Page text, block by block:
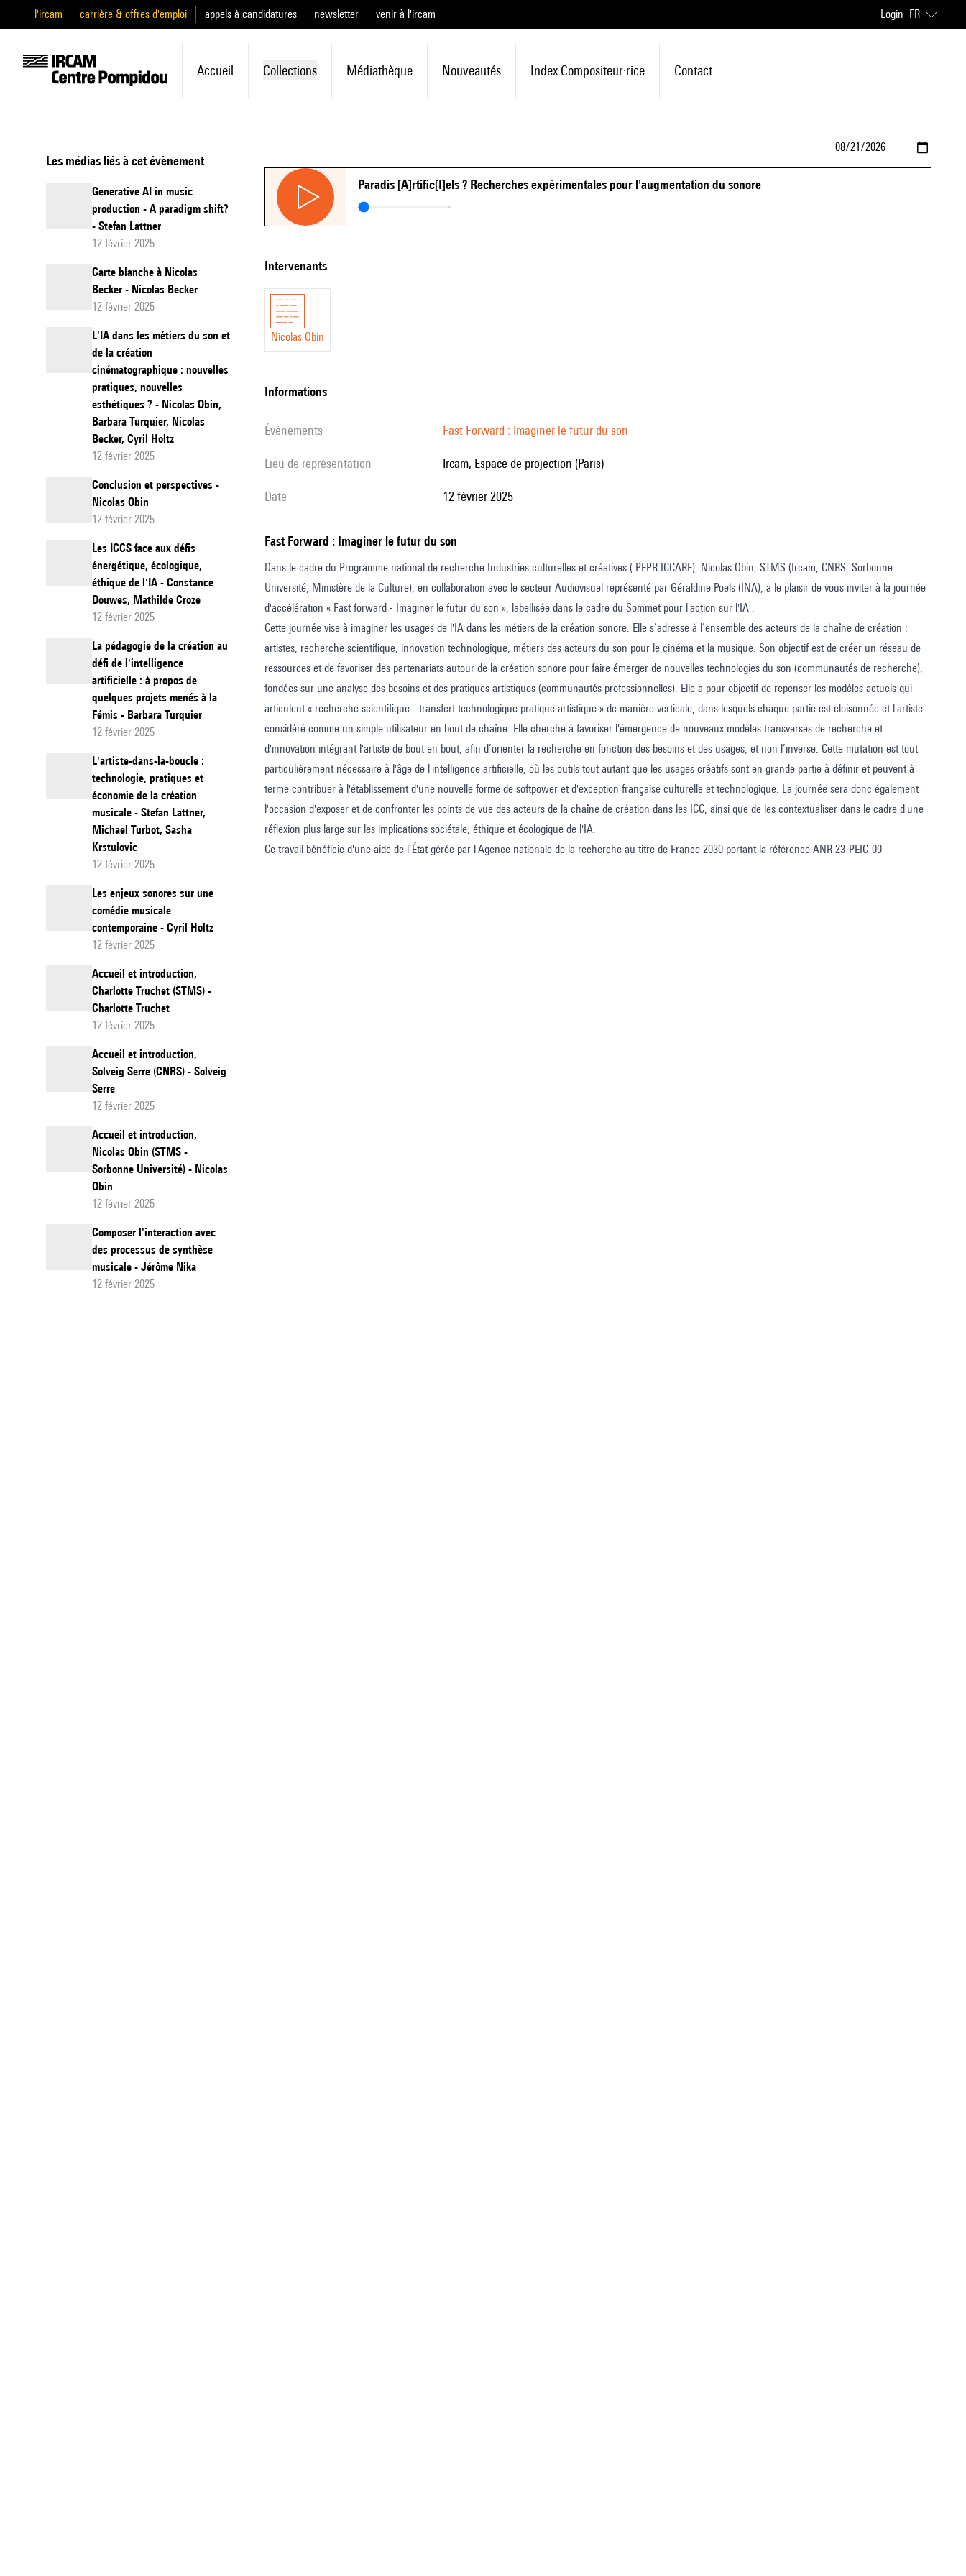
l'ircam carrière & offres d'emploi appels à candidatures newsletter venir à l'ircam Login FR
Accueil Collections Médiathèque Nouveautés Index Compositeur·rice Contact
Les médias liés à cet évènement
Generative AI in music
production - A paradigm shift?
- Stefan Lattner
12 février 2025
Carte blanche à Nicolas
Becker - Nicolas Becker
12 février 2025
L'IA dans les métiers du son et
de la création
cinématographique : nouvelles
pratiques, nouvelles
esthétiques ? - Nicolas Obin,
Barbara Turquier, Nicolas
Becker, Cyril Holtz
12 février 2025
Conclusion et perspectives -
Nicolas Obin
12 février 2025
Les ICCS face aux défis
énergétique, écologique,
éthique de l'IA - Constance
Douwes, Mathilde Croze
12 février 2025
La pédagogie de la création au
défi de l'intelligence
artificielle : à propos de
quelques projets menés à la
Fémis - Barbara Turquier
12 février 2025
L'artiste-dans-la-boucle :
technologie, pratiques et
économie de la création
musicale - Stefan Lattner,
Michael Turbot, Sasha
Krstulovic
12 février 2025
Les enjeux sonores sur une
comédie musicale
contemporaine - Cyril Holtz
12 février 2025
Accueil et introduction,
Charlotte Truchet (STMS) -
Charlotte Truchet
12 février 2025
Accueil et introduction,
Solveig Serre (CNRS) - Solveig
Serre
12 février 2025
Accueil et introduction,
Nicolas Obin (STMS -
Sorbonne Université) - Nicolas
Obin
12 février 2025
Composer l'interaction avec
des processus de synthèse
musicale - Jérôme Nika
12 février 2025
Paradis [A]rtific[I]els ? Recherches expérimentales pour l'augmentation du sonore
intervenants
Nicolas Obin
informations
évènements Fast Forward : Imaginer le futur du son
Lieu de représentation Ircam, Espace de projection (Paris)
date 12 février 2025
Fast Forward : Imaginer le futur du son
Dans le cadre du Programme national de recherche Industries culturelles et créatives ( PEPR ICCARE), Nicolas Obin, STMS (Ircam, CNRS, Sorbonne
Université, Ministère de la Culture), en collaboration avec le secteur Audiovisuel représenté par Géraldine Poels (INA), a le plaisir de vous inviter à la journée
d'accélération « Fast forward - Imaginer le futur du son », labellisée dans le cadre du Sommet pour l'action sur l'IA .
Cette journée vise à imaginer les usages de l'IA dans les métiers de la création sonore. Elle s’adresse à l’ensemble des acteurs de la chaîne de création :
artistes, recherche scientifique, innovation technologique, métiers des acteurs du son pour le cinéma et la musique. Son objectif est de créer un réseau de
ressources et de favoriser des partenariats autour de la création sonore pour faire émerger de nouvelles technologies du son (communautés de recherche),
fondées sur une analyse des besoins et des pratiques artistiques (communautés professionnelles). Elle a pour objectif de repenser les modèles actuels qui
articulent « recherche scientifique - transfert technologique pratique artistique » de manière verticale, dans lesquels chaque partie est cloisonnée et l'artiste
considéré comme un simple utilisateur en bout de chaîne. Elle cherche à favoriser l'émergence de nouveaux modèles transverses de recherche et
d'innovation intégrant l'artiste de bout en bout, afin d’orienter la recherche en fonction des besoins et des usages, et non l’inverse. Cette mutation est tout
particulièrement nécessaire à l'âge de l'intelligence artificielle, où les outils tout autant que les usages créatifs sont en grande partie à définir et peuvent à
terme contribuer à l'établissement d'une nouvelle forme de softpower et d'exception française culturelle et technologique. La journée sera donc également
l'occasion d'exposer et de confronter les points de vue des acteurs de la chaîne de création dans les ICC, ainsi que de les contextualiser dans le cadre d'une
réflexion plus large sur les implications sociétale, éthique et écologique de l'IA.
Ce travail bénéficie d'une aide de l’État gérée par l'Agence nationale de la recherche au titre de France 2030 portant la référence ANR 23-PEIC-00